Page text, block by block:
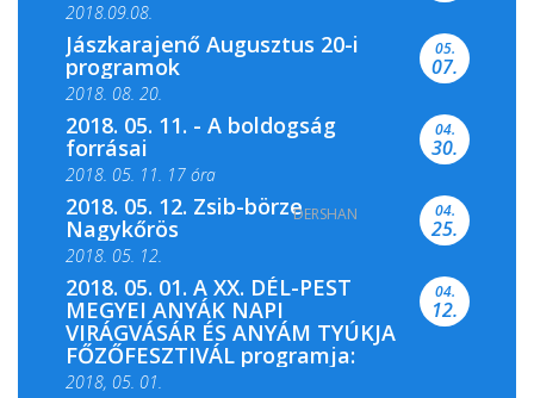
2018.09.08.
Jászkarajenő Augusztus 20-i
programok
2018. 08. 20.
05.
07.
2018. 05. 11. - A boldogság
forrásai
2018. 05. 11. 17 óra
2018. 05. 11. 19 óra
04.
30.
2018. 05. 12. Zsib-börze
Nagykőrös
2018. 05. 12.
04.
25.
2018. 05. 01. A XX. DÉL-PEST
MEGYEI ANYÁK NAPI
VIRÁGVÁSÁR ÉS ANYÁM TYÚKJA
FŐZŐFESZTIVÁL programja:
2018, 05. 01.
04.
12.
DERSHAN